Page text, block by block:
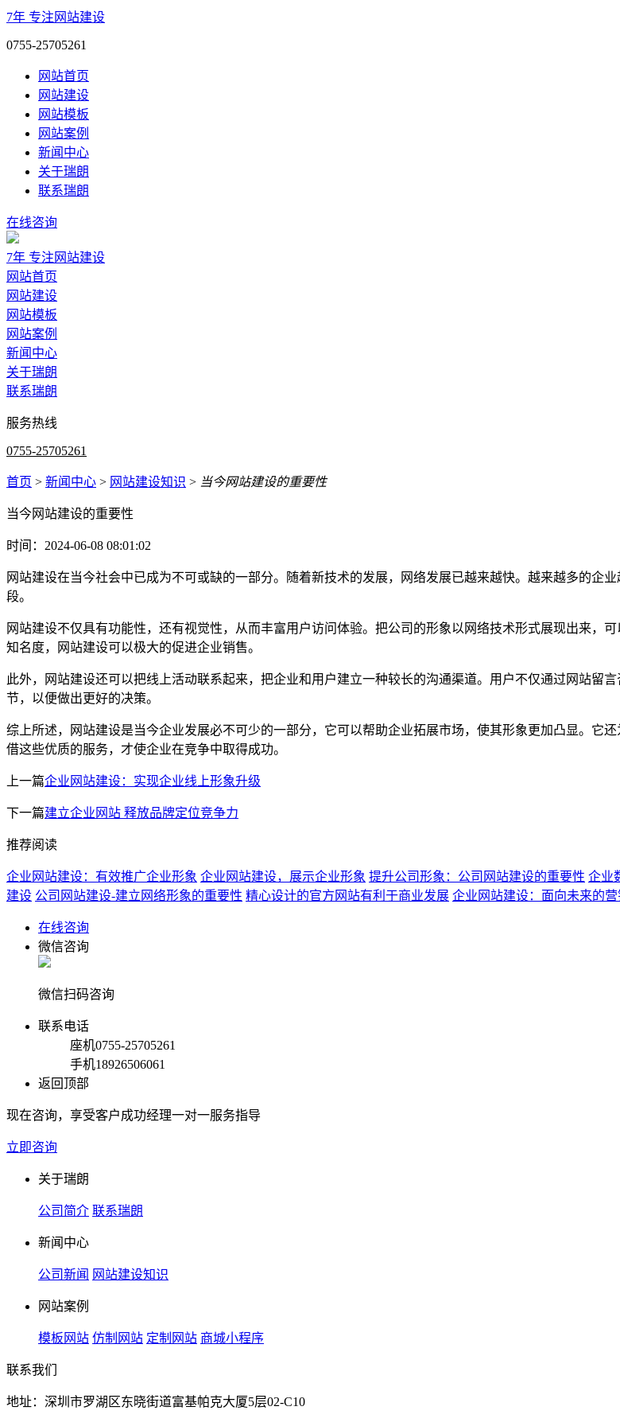
7年 专注网站建设
0755-25705261
网站首页
网站建设
网站模板
网站案例
新闻中心
关于瑞朗
联系瑞朗
在线咨询
7年 专注网站建设
网站首页
网站建设
网站模板
网站案例
新闻中心
关于瑞朗
联系瑞朗
服务热线
0755-25705261
首页 > 新闻中心 > 网站建设知识 > 当今网站建设的重要性
当今网站建设的重要性
时间：2024-06-08 08:01:02
网站建设在当今社会中已成为不可或缺的一部分。随着新技术的发展，网络发展已越来越快。越来越多的企
段。
网站建设不仅具有功能性，还有视觉性，从而丰富用户访问体验。把公司的形象以网络技术形式展现出来，
知名度，网站建设可以极大的促进企业销售。
此外，网站建设还可以把线上活动联系起来，把企业和用户建立一种较长的沟通渠道。用户不仅通过网站留
节，以便做出更好的决策。
综上所述，网站建设是当今企业发展必不可少的一部分，它可以帮助企业拓展市场，使其形象更加凸显。它
借这些优质的服务，才使企业在竞争中取得成功。
上一篇企业网站建设：实现企业线上形象升级
下一篇建立企业网站 释放品牌定位竞争力
推荐阅读
企业网站建设：有效推广企业形象 企业网站建设，展示企业形象 提升公司形象：公司网站建设的重要性 企业
建设 公司网站建设-建立网络形象的重要性 精心设计的官方网站有利于商业发展 企业网站建设：面向未来的
在线咨询
微信咨询
微信扫码咨询
联系电话
座机0755-25705261
手机18926506061
返回顶部
现在咨询，享受客户成功经理一对一服务指导
立即咨询
关于瑞朗
公司简介 联系瑞朗
新闻中心
公司新闻 网站建设知识
网站案例
模板网站 仿制网站 定制网站 商城小程序
联系我们
地址：深圳市罗湖区东晓街道富基帕克大厦5层02-C10